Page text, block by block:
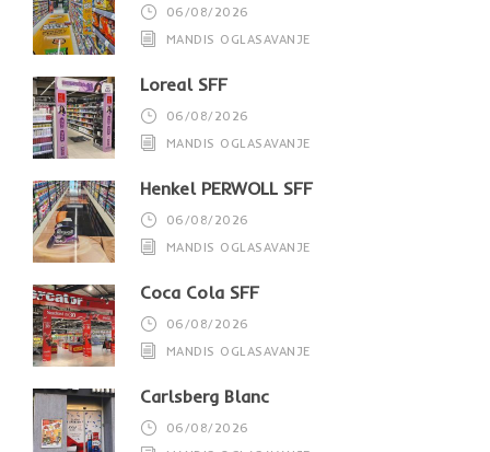
06/08/2026
MANDIS OGLASAVANJE
Loreal SFF
06/08/2026
MANDIS OGLASAVANJE
Henkel PERWOLL SFF
06/08/2026
MANDIS OGLASAVANJE
Coca Cola SFF
06/08/2026
MANDIS OGLASAVANJE
Carlsberg Blanc
06/08/2026